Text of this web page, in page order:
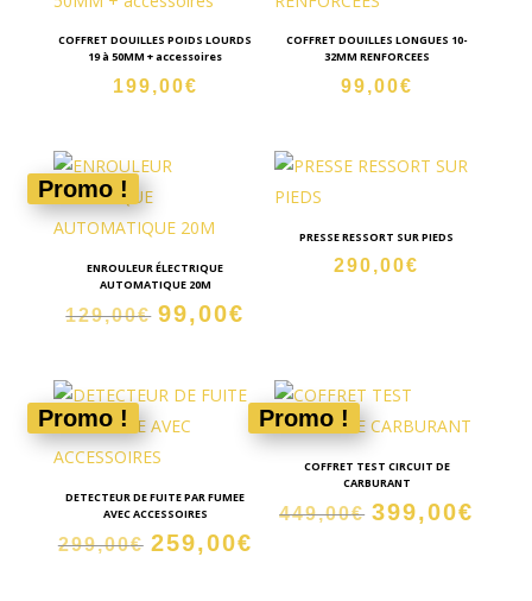
COFFRET DOUILLES POIDS LOURDS
19 à 50MM + accessoires
199,00€
COFFRET DOUILLES LONGUES 10-
32MM RENFORCEES
99,00€
Promo !
ENROULEUR ÉLECTRIQUE
AUTOMATIQUE 20M
129,00€ Le
était :
129,00€.
99,00€
est :
99,00€.
PRESSE RESSORT SUR PIEDS
290,00€
Promo !
DETECTEUR DE FUITE PAR FUMEE
AVEC ACCESSOIRES
299,00€ Le
259,00€
Promo !
COFFRET TEST CIRCUIT DE
CARBURANT
449,00€ Le
399,00€